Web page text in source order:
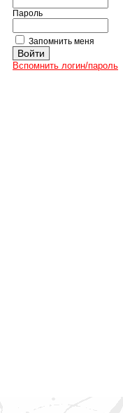
Пароль
Запомнить меня
Вспомнить логин/пароль